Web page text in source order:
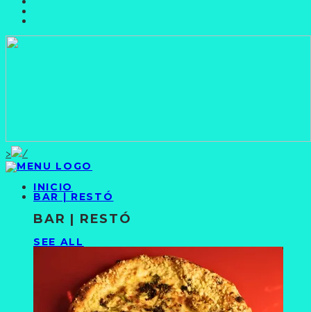
>
INICIO
BAR | RESTÓ
BAR | RESTÓ
SEE ALL